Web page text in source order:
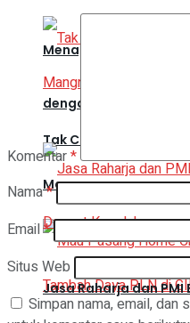
Tak Cuma Tanam,
Mangrove
Menag Ajak Warga
dengan Doa
Jasa Raharja dan
Komentar*
Nama*
Email*
Situs Web
Simpan nama, email, dan